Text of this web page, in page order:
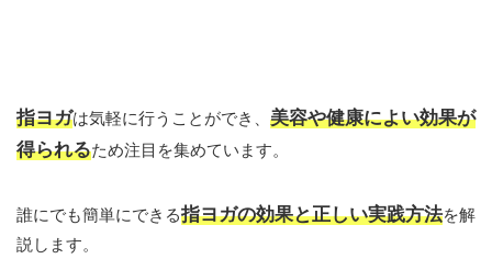
指ヨガは気軽に行うことができ、 美容や健康によい効果が
得られるため注目を集めています。
誰にでも簡単にできる指ヨガの効果と正しい実践方法を解
説します。